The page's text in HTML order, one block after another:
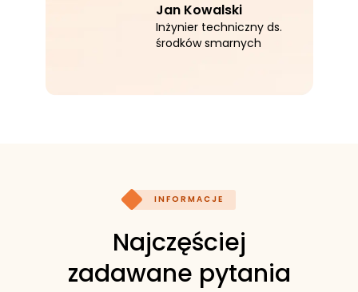
Jan Kowalski
Inżynier techniczny ds.
środków smarnych
INFORMACJE
Najczęściej
zadawane pytania